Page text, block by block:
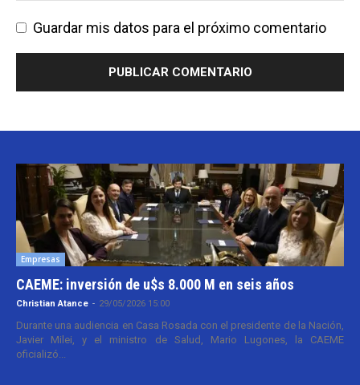
Guardar mis datos para el próximo comentario
Empresas
CAEME: inversión de u$s 8.000 M en seis años
Christian Atance - 29/05/2026 15:00
Durante una audiencia en Casa Rosada con el presidente de la Nación,
Javier Milei, y el ministro de Salud, Mario Lugones, la CAEME
oficializó...